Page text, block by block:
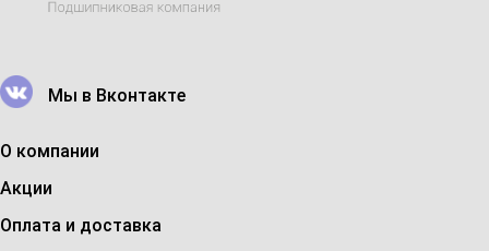
Мы в Вконтакте
О компании
Акции
Оплата и доставка